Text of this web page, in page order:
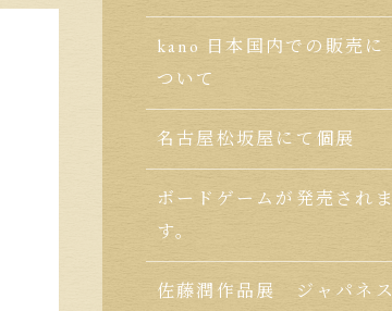
kano 日本国内での販売に
ついて
名古屋松坂屋にて個展
ボードゲームが発売されま
す。
佐藤潤作品展 ジャパネス